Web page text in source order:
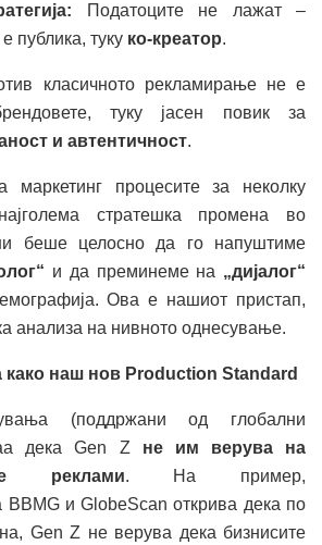
Податоците не лажат –
публика, туку ко-креатор.
класичното рекламирање не е
туку јасен повик за
и автентичност.
маркетинг процесите за неколку
стратешка промена во
беше целосно да го напуштиме
и да преминеме на „дијалог“
Ова е нашиот пристап,
анализа на нивното однесување.
како наш нов Production Standard
(поддржани од глобални
дека Gen Z не им верува на
реклами. На пример,
BBMG и GlobeScan открива дека по
Gen Z не верува дека бизнисите